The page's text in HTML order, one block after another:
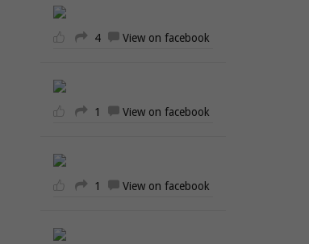
4 View on facebook
1 View on facebook
1 View on facebook